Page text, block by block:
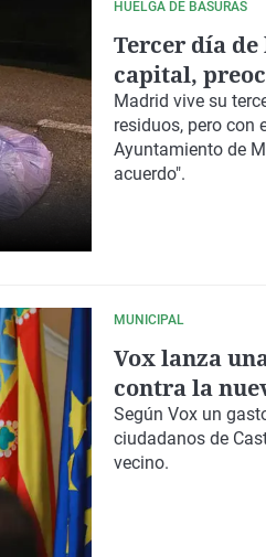
HUELGA DE BASURAS
Tercer día
capital,
acumulación
Madrid vive su
residuos, pero con
Ayuntamiento de
acuerdo".
MUNICIPAL
Vox lanza
contra la
Según Vox un
ciudadanos de
vecino.